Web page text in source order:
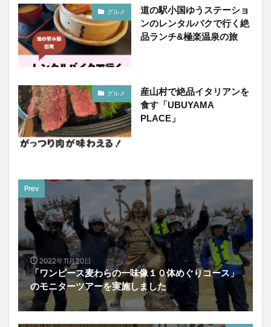
グルメ
道の駅小国ゆうステーショ
ンのレンタルバクで行く絶
品ランチ&極楽温泉の旅
グルメ
産山村で絶品イタリアンを
食す「UBUYAMA
PLACE」
Prev
2022年11月20日
「ワンピース麦わらの一味像１０体めぐりコース」
のモニターツアーを実施しました